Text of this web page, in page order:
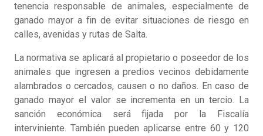
tenencia responsable de animales, especialmente de
ganado mayor a fin de evitar situaciones de riesgo en
calles, avenidas y rutas de Salta.
La normativa se aplicará al propietario o poseedor de los
animales que ingresen a predios vecinos debidamente
alambrados o cercados, causen o no daños. En caso de
ganado mayor el valor se incrementa en un tercio. La
sanción económica será fijada por la Fiscalía
interviniente. También pueden aplicarse entre 60 y 120